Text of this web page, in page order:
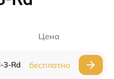
Цена
3-Rd бесплатно